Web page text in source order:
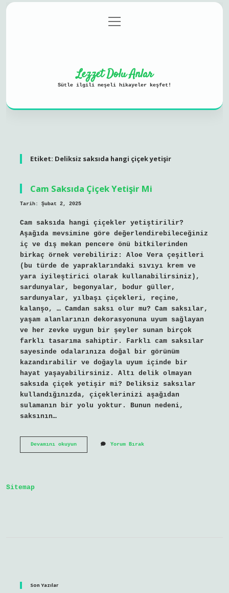
Gizlilik Politikası
menüyü
aç
Lezzet Dolu Anlar
Sütle ilgili neşeli hikayeler keşfet!
Etiket: Deliksiz saksıda hangi çiçek yetişir
Cam Saksıda Çiçek Yetişir Mi
Tarih: Şubat 2, 2025
Cam saksıda hangi çiçekler yetiştirilir?
Aşağıda mevsimine göre değerlendirebileceğiniz
iç ve dış mekan pencere önü bitkilerinden
birkaç örnek verebiliriz: Aloe Vera çeşitleri
(bu türde de yapraklarındaki sıvıyı krem ​​ve
yara iyileştirici olarak kullanabilirsiniz),
sardunyalar, begonyalar, bodur güller,
sardunyalar, yılbaşı çiçekleri, reçine,
kalanşo, … Camdan saksı olur mu? Cam saksılar,
yaşam alanlarının dekorasyonuna uyum sağlayan
ve her zevke uygun bir şeyler sunan birçok
farklı tasarıma sahiptir. Farklı cam saksılar
sayesinde odalarınıza doğal bir görünüm
kazandırabilir ve doğayla uyum içinde bir
hayat yaşayabilirsiniz. Altı delik olmayan
saksıda çiçek yetişir mi? Deliksiz saksılar
kullandığınızda, çiçeklerinizi aşağıdan
sulamanın bir yolu yoktur. Bunun nedeni,
saksının…
Devamını okuyunCam
Yorum Bırak
Sitemap
Son Yazılar